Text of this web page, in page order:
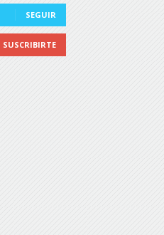
SEGUIR
SUSCRIBIRTE